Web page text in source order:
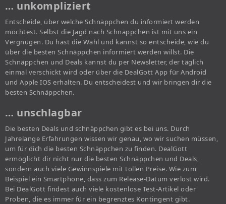
… unkompliziert
Entscheide, über welche Schnäppchen du informiert werden
möchtest. Selbst die Jagd nach Schnäppchen ist mit uns ein
Vergnügen. Du hast die Wahl und kannst so entscheide, wie du
über die besten Schnäppchen informiert werden willst. Die
Schnäppchen und Deals kannst du per Newsletter, der täglich
einmal verschickt wird oder über die DealGott App für Android
und Apple IOS erhalten. Du entscheidest und wir bringen dir die
besten Schnäppchen.
… unschlagbar
Die besten Deals und schnäppchen gibt es bei uns. Durch
Jahrelange Erfahrungen wissen wir genau, wo wir suchen müssen,
um für dich die besten Schnäppchen zu finden. DealGott
ermöglicht dir nicht nur die besten Schnäppchen und Deals,
sondern auch viele Gewinnspiele mit tollen Preise. Wie zum
Beispiel ein Smartphone, dass zum Release-Datum verlost wird.
Bei DealGott findest auch viele kostenlose Test-Artikel oder
Proben, die es immer für ein begrenztes Kontingent gibt.